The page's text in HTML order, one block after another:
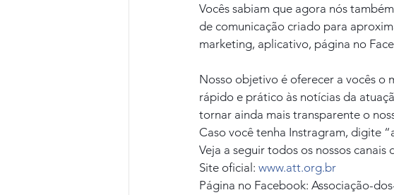
Vocês sabiam que agora nós
de comunicação criado para
marketing, aplicativo, página no
Nosso objetivo é oferecer a vocês o
rápido e prático às notícias da
tornar ainda mais transparente o
Caso você tenha Instragram, digite
Veja a seguir todos os nossos canais
Site oficial: www.att.org.br
Página no Facebook: Associação-